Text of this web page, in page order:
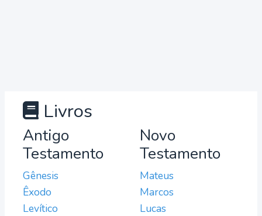
Livros
Antigo
Testamento
Gênesis
Êxodo
Levítico
Novo
Testamento
Mateus
Marcos
Lucas